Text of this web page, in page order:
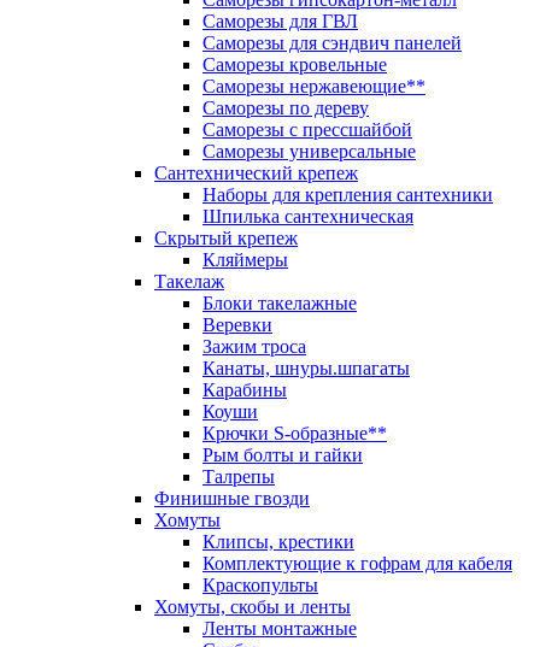
Саморезы для ГВЛ
Саморезы для сэндвич панелей
Саморезы кровельные
Саморезы нержавеющие**
Саморезы по дереву
Саморезы с прессшайбой
Саморезы универсальные
Сантехнический крепеж
Наборы для крепления сантехники
Шпилька сантехническая
Скрытый крепеж
Кляймеры
Такелаж
Блоки такелажные
Веревки
Зажим троса
Канаты, шнуры.шпагаты
Карабины
Коуши
Крючки S-образные**
Рым болты и гайки
Талрепы
Финишные гвозди
Хомуты
Клипсы, крестики
Комплектующие к гофрам для кабеля
Краскопульты
Хомуты, скобы и ленты
Ленты монтажные